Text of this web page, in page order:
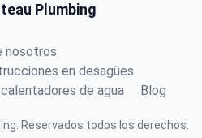
Plumbing
nosotros
en desagües
de agua
Blog
Reservados todos los derechos.